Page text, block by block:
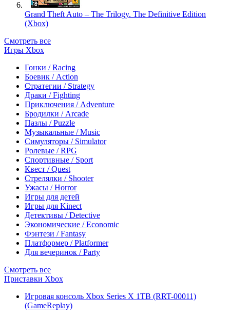
Grand Theft Auto – The Trilogy. The Definitive Edition
(Xbox)
Смотреть все
Игры Xbox
Гонки / Racing
Боевик / Action
Стратегии / Strategy
Драки / Fighting
Приключения / Adventure
Бродилки / Arcade
Пазлы / Puzzle
Музыкальные / Music
Симуляторы / Simulator
Ролевые / RPG
Спортивные / Sport
Квест / Quest
Стрелялки / Shooter
Ужасы / Horror
Игры для детей
Игры для Kinect
Детективы / Detective
Экономические / Economic
Фэнтези / Fantasy
Платформер / Platformer
Для вечеринок / Party
Смотреть все
Приставки Xbox
Игровая консоль Xbox Series X 1TB (RRT-00011)
(GameReplay)